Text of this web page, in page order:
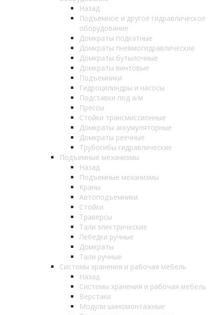
Назад
Подъемное и другое гидравлическое
оборудование
Домкраты подкатные
Домкраты пневмогидравлические
Домкраты бутылочные
Домкраты винтовые
Подъемники
Гидроцилиндры и насосы
Подставки под а/м
Прессы
Стойки трансмиссионные
Домкраты аккумуляторные
Домкраты реечные
Трубогибы гидравлические
Подъемные механизмы
Назад
Подъемные механизмы
Краны
Автоподъемники
Стойки
Траверсы
Тали электрические
Лебедки ручные
Домкраты
Тали ручные
Системы хранения и рабочая мебель
Назад
Системы хранения и рабочая мебель
Верстаки
Модули шиномонтажные